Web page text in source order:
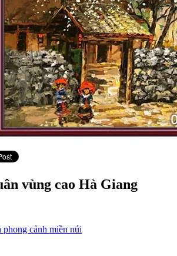
vùng cao Hà Giang
phong cảnh miền núi